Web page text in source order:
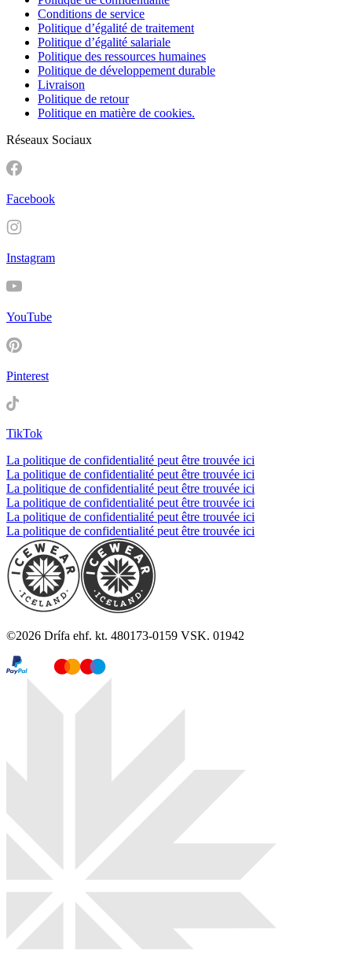
Conditions de service
Politique d’égalité de traitement
Politique d’égalité salariale
Politique des ressources humaines
Politique de développement durable
Livraison
Politique de retour
Politique en matière de cookies.
Réseaux Sociaux
Facebook
Instagram
YouTube
Pinterest
TikTok
La politique de confidentialité peut être trouvée ici
La politique de confidentialité peut être trouvée ici
La politique de confidentialité peut être trouvée ici
La politique de confidentialité peut être trouvée ici
La politique de confidentialité peut être trouvée ici
La politique de confidentialité peut être trouvée ici
©2026 Drífa ehf. kt. 480173-0159 VSK. 01942